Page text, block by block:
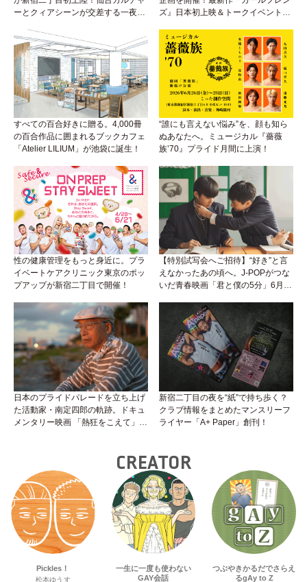
ーとクィアシーンが交差する一夜
ズ』日本初上映＆トークイベント
すべての百合好きに贈る。4,000冊
の百合作品に囲まれるブックカフェ
「Atelier LILIUM」が池袋に誕生！
“誰にも言えない悩み”を、顔も知ら
ぬあなたへ。ミュージカル『薔薇
族’70』プライド月間に上演！
性の健康管理をもっと身近に。プラ
イベートケアクリニック東京のポッ
プアップが新宿二丁目で開催！
【特別試写会へご招待】“好き”と言
えなかったあの頃へ。J-POPがつな
いだ青春映画「君と僕の5分」6月5
日本のプライドパレードを立ち上げ
た活動家・南定四郎の軌跡。ドキュ
メンタリー映画 「熱狂をこえて」公
新宿二丁目の夜を“紙”で持ち歩く？
クラブ情報をまとめたマンスリーフ
ライヤー「A+ Paper」創刊！
CREATOR
Pickles！
松本ゆうす
一生に一度も使わない
GAY会話
つぶやきかるだでさらえ
るgAy to Z